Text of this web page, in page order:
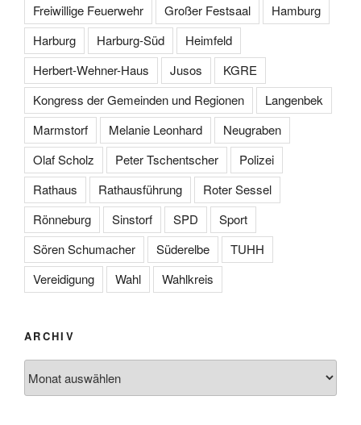
Freiwillige Feuerwehr
Großer Festsaal
Hamburg
Harburg
Harburg-Süd
Heimfeld
Herbert-Wehner-Haus
Jusos
KGRE
Kongress der Gemeinden und Regionen
Langenbek
Marmstorf
Melanie Leonhard
Neugraben
Olaf Scholz
Peter Tschentscher
Polizei
Rathaus
Rathausführung
Roter Sessel
Rönneburg
Sinstorf SPD
Sport
Sören Schumacher
Süderelbe
TUHH
Vereidigung
Wahl Wahlkreis
ARCHIV